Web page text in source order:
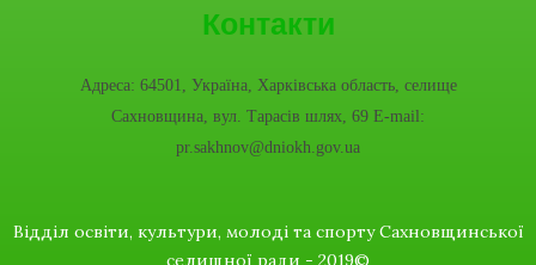
Контакти
Адреса: 64501, Україна, Харківська область, селище
Сахновщина, вул. Тарасів шлях, 69 E-mail:
pr.sakhnov@dniokh.gov.ua
Відділ освіти, культури, молоді та спорту Сахновщинської
селищної ради - 2019©